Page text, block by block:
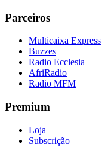
Parceiros
Multicaixa Express
Buzzes
Radio Ecclesia
AfriRadio
Radio MFM
Premium
Loja
Subscrição